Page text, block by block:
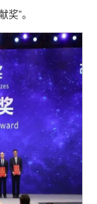
”。